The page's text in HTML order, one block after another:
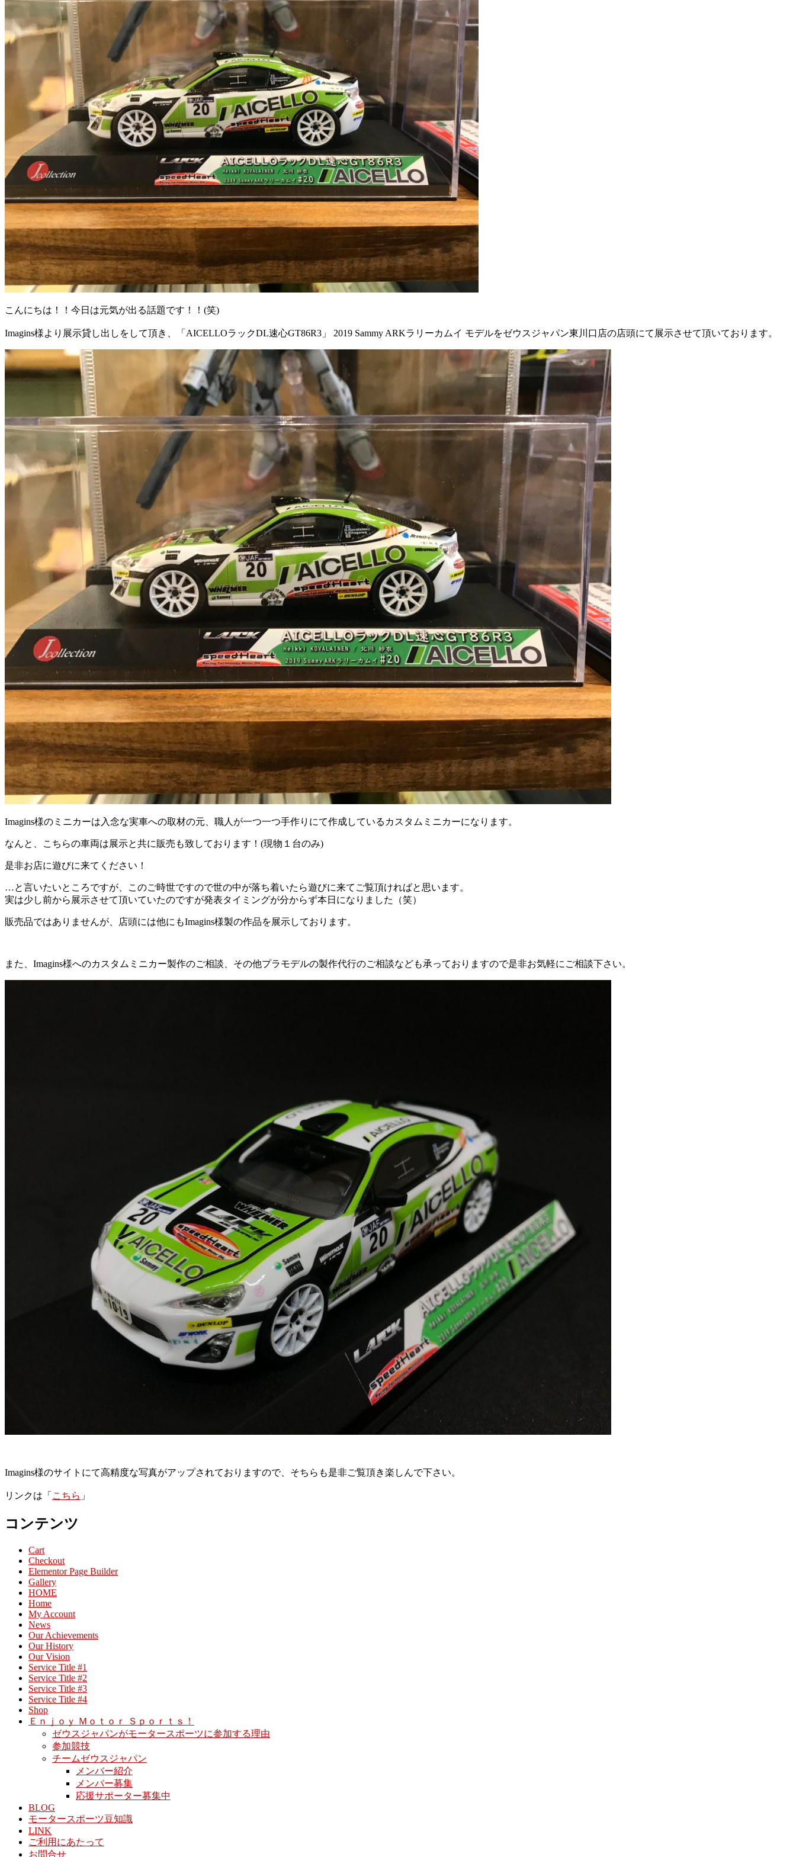
こんにちは！！今日は元気が出る話題です！！(笑)
Imagins様より展示貸し出しをして頂き、「AICELLOラックDL速心GT86R3」 2019 Sammy ARKラリーカムイ モデルをゼウスジャパン東川口店の店頭にて展示させて頂いております。
Imagins様のミニカーは入念な実車への取材の元、職人が一つ一つ手作りにて作成しているカスタムミニカーになります。
なんと、こちらの車両は展示と共に販売も致しております！(現物１台のみ)
是非お店に遊びに来てください！
…と言いたいところですが、このご時世ですので世の中が落ち着いたら遊びに来てご覧頂ければと思います。
実は少し前から展示させて頂いていたのですが発表タイミングが分からず本日になりました（笑）
販売品ではありませんが、店頭には他にもImagins様製の作品を展示しております。
また、Imagins様へのカスタムミニカー製作のご相談、その他プラモデルの製作代行のご相談なども承っておりますので是非お気軽にご相談下さい。
Imagins様のサイトにて高精度な写真がアップされておりますので、そちらも是非ご覧頂き楽しんで下さい。
リンクは「 こちら 」
コンテンツ
Cart
Checkout
Elementor Page Builder
Gallery
HOME
Home
My Account
News
Our Achievements
Our History
Our Vision
Service Title #1
Service Title #2
Service Title #3
Service Title #4
Shop
Ｅｎｊｏｙ Ｍｏｔｏｒ Ｓｐｏｒｔｓ！
ゼウスジャパンがモータースポーツに参加する理由
参加競技
チームゼウスジャパン
メンバー紹介
メンバー募集
応援サポーター募集中
BLOG
モータースポーツ豆知識
LINK
ご利用にあたって
お問合せ